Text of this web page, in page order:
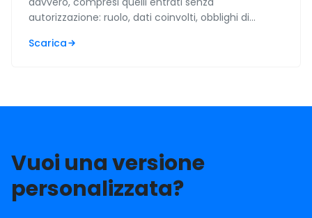
autorizzazione: ruolo, dati coinvolti, obblighi di
scoperti contati da solo.
Scarica
Vuoi una versione
personalizzata?